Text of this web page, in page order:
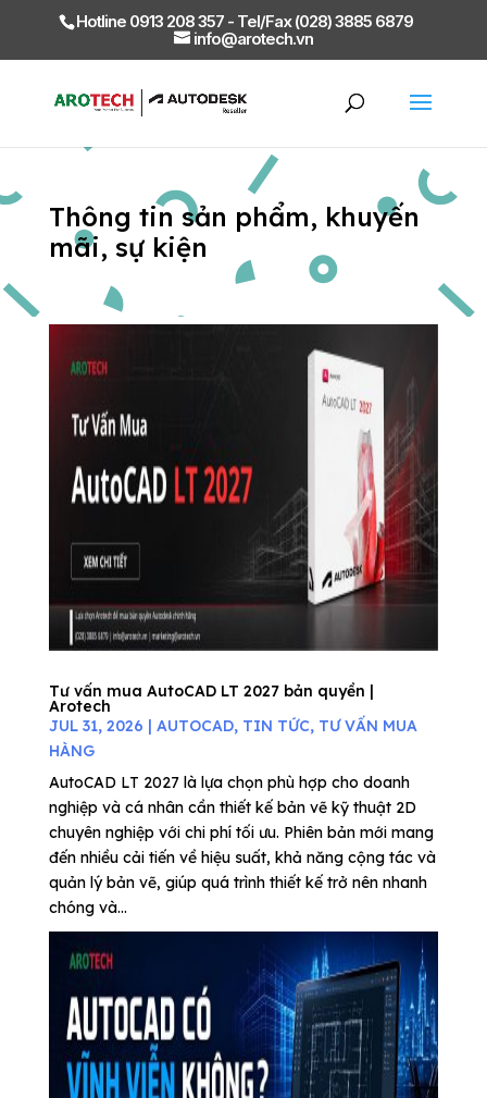
Hotline 0913 208 357 - Tel/Fax (028) 3885 6879
info@arotech.vn
Thông tin sản phẩm, khuyến
mãi, sự kiện
Tư vấn mua AutoCAD LT 2027 bản quyền |
Arotech
JUL 31, 2026 | AUTOCAD, TIN TỨC, TƯ VẤN MUA
HÀNG
AutoCAD LT 2027 là lựa chọn phù hợp cho doanh
nghiệp và cá nhân cần thiết kế bản vẽ kỹ thuật 2D
chuyên nghiệp với chi phí tối ưu. Phiên bản mới mang
đến nhiều cải tiến về hiệu suất, khả năng cộng tác và
quản lý bản vẽ, giúp quá trình thiết kế trở nên nhanh
chóng và...